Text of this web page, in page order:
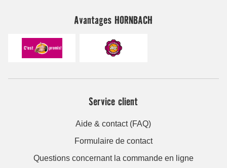
Avantages HORNBACH
Service client
Aide & contact (FAQ)
Formulaire de contact
Questions concernant la commande en ligne